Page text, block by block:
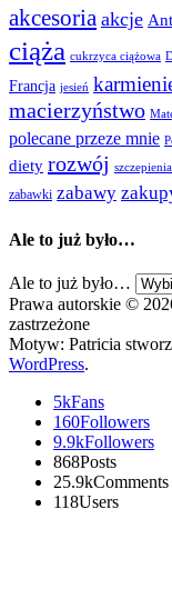
akcesoria akcje
ciąża cukrzyca ciążowa
Francja jesień
macierzyństwo
polecane przeze mnie
diety rozwój szczepienia
zabawki zabawy
Ale to już było…
Ale to już było…
Prawa autorskie ©
zastrzeżone
Motyw: Patricia
WordPress.
5kFans
160Followers
9.9kFollowers
868Posts
25.9kComments
118Users